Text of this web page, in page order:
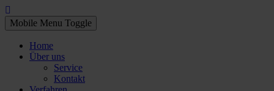
Mobile Menu Toggle
Home
Über uns
Service
Kontakt